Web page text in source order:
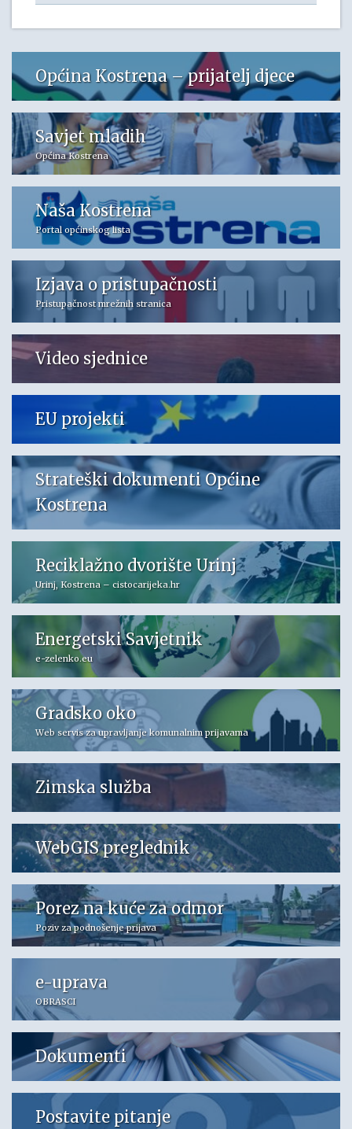
Općina Kostrena – prijatelj djece
Savjet mladih
Općina Kostrena
Naša Kostrena
Portal općinskog lista
Izjava o pristupačnosti
Pristupačnost mrežnih stranica
Video sjednice
EU projekti
Strateški dokumenti Općine
Kostrena
Reciklažno dvorište Urinj
Urinj, Kostrena – cistocarijeka.hr
Energetski Savjetnik
e-zelenko.eu
Gradsko oko
Web servis za upravljanje komunalnim prijavama
Zimska služba
WebGIS preglednik
Porez na kuće za odmor
Poziv za podnošenje prijava
e-uprava
OBRASCI
Dokumenti
Postavite pitanje